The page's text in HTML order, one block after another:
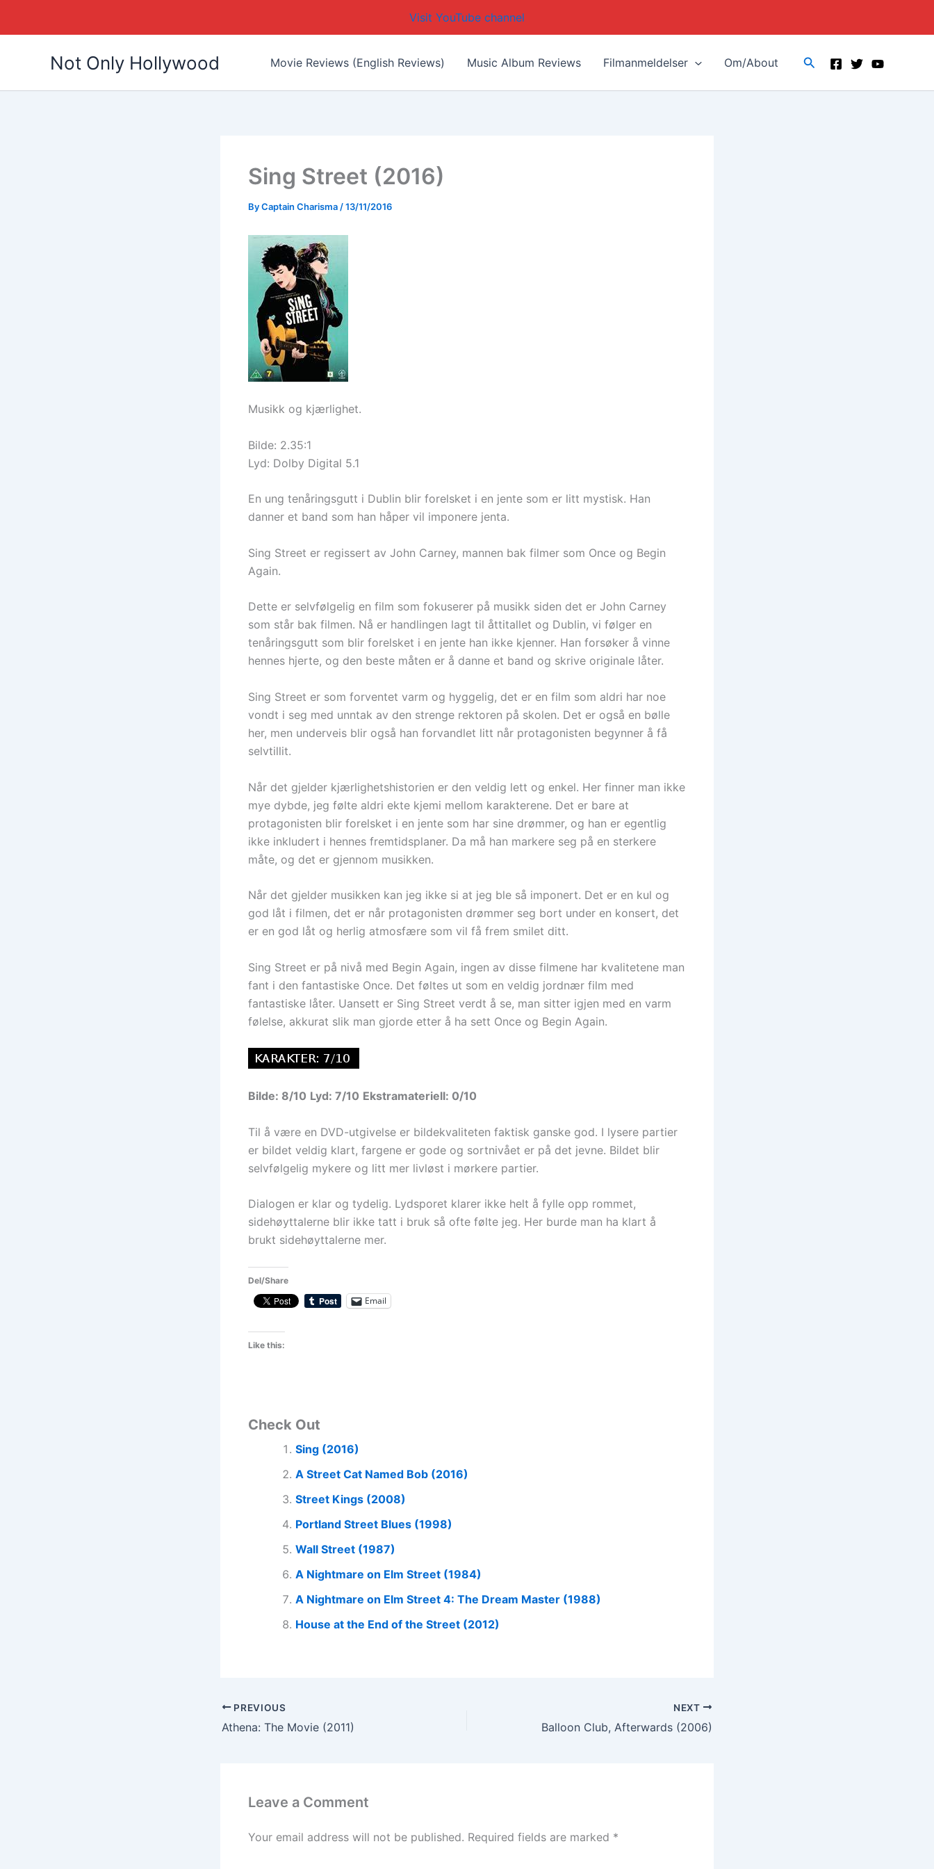
Visit YouTube channel
Not Only Hollywood Movie Reviews (English Reviews) Music Album Reviews Filmanmeldelser Om/About Search
Sing Street (2016)
ByCaptain Charisma/13/11/2016
Musikk og kjærlighet.
Bilde: 2.35:1
Lyd: Dolby Digital 5.1
En ung tenåringsgutt i Dublin blir forelsket i en jente som er litt mystisk. Han
danner et band som han håper vil imponere jenta.
Sing Street er regissert av John Carney, mannen bak filmer som Once og Begin
Again.
Dette er selvfølgelig en film som fokuserer på musikk siden det er John Carney
som står bak filmen. Nå er handlingen lagt til åttitallet og Dublin, vi følger en
tenåringsgutt som blir forelsket i en jente han ikke kjenner. Han forsøker å vinne
hennes hjerte, og den beste måten er å danne et band og skrive originale låter.
Sing Street er som forventet varm og hyggelig, det er en film som aldri har noe
vondt i seg med unntak av den strenge rektoren på skolen. Det er også en bølle
her, men underveis blir også han forvandlet litt når protagonisten begynner å få
selvtillit.
Når det gjelder kjærlighetshistorien er den veldig lett og enkel. Her finner man ikke
mye dybde, jeg følte aldri ekte kjemi mellom karakterene. Det er bare at
protagonisten blir forelsket i en jente som har sine drømmer, og han er egentlig
ikke inkludert i hennes fremtidsplaner. Da må han markere seg på en sterkere
måte, og det er gjennom musikken.
Når det gjelder musikken kan jeg ikke si at jeg ble så imponert. Det er en kul og
god låt i filmen, det er når protagonisten drømmer seg bort under en konsert, det
er en god låt og herlig atmosfære som vil få frem smilet ditt.
Sing Street er på nivå med Begin Again, ingen av disse filmene har kvalitetene man
fant i den fantastiske Once. Det føltes ut som en veldig jordnær film med
fantastiske låter. Uansett er Sing Street verdt å se, man sitter igjen med en varm
følelse, akkurat slik man gjorde etter å ha sett Once og Begin Again.
Bilde: 8/10 Lyd: 7/10 Ekstramateriell: 0/10
Til å være en DVD-utgivelse er bildekvaliteten faktisk ganske god. I lysere partier
er bildet veldig klart, fargene er gode og sortnivået er på det jevne. Bildet blir
selvfølgelig mykere og litt mer livløst i mørkere partier.
Dialogen er klar og tydelig. Lydsporet klarer ikke helt å fylle opp rommet,
sidehøyttalerne blir ikke tatt i bruk så ofte følte jeg. Her burde man ha klart å
brukt sidehøyttalerne mer.
Del/Share
Email
Like this:
Check Out
Sing (2016)
A Street Cat Named Bob (2016)
Street Kings (2008)
Portland Street Blues (1998)
Wall Street (1987)
A Nightmare on Elm Street (1984)
A Nightmare on Elm Street 4: The Dream Master (1988)
House at the End of the Street (2012)
PREVIOUS
Athena: The Movie (2011)
NEXT
Balloon Club, Afterwards (2006)
Leave a Comment
Your email address will not be published. Required fields are marked *